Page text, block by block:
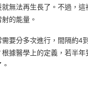
無法再生長了。不過，
的能量。
要分多次進行，間隔約4
據醫學上的定義，若半